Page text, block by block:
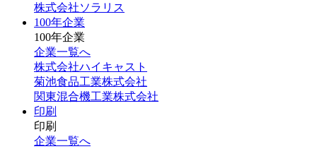
株式会社ソラリス
100年企業
100年企業
企業一覧へ
株式会社ハイキャスト
菊池食品工業株式会社
関東混合機工業株式会社
印刷
印刷
企業一覧へ